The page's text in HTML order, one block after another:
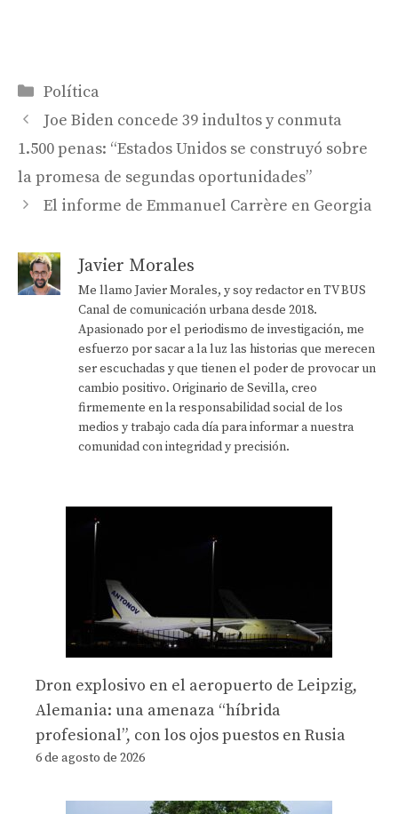
Categorías
Política
Joe Biden concede 39 indultos y conmuta
1.500 penas: “Estados Unidos se construyó sobre
la promesa de segundas oportunidades”
El informe de Emmanuel Carrère en Georgia
Javier Morales
Me llamo Javier Morales, y soy redactor en TV BUS
Canal de comunicación urbana desde 2018.
Apasionado por el periodismo de investigación, me
esfuerzo por sacar a la luz las historias que merecen
ser escuchadas y que tienen el poder de provocar un
cambio positivo. Originario de Sevilla, creo
firmemente en la responsabilidad social de los
medios y trabajo cada día para informar a nuestra
comunidad con integridad y precisión.
Dron explosivo en el aeropuerto de Leipzig,
Alemania: una amenaza “híbrida
profesional”, con los ojos puestos en Rusia
6 de agosto de 2026